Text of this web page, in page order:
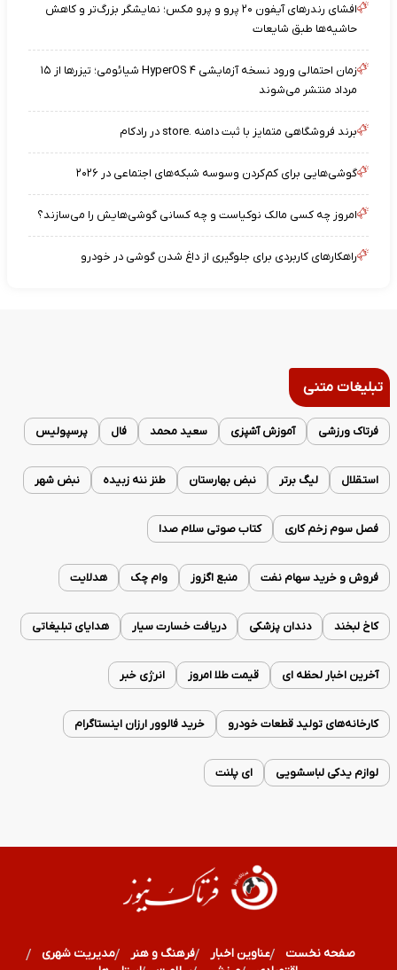
افشای رندرهای آیفون ۲۰ پرو و پرو مکس؛ نمایشگر بزرگ‌تر و کاهش
حاشیه‌ها طبق شایعات
زمان احتمالی ورود نسخه آزمایشی HyperOS ۴ شیائومی؛ تیزرها از ۱۵
مرداد منتشر می‌شوند
برند فروشگاهی متمایز با ثبت دامنه .store در رادکام
گوشی‌هایی برای کم‌کردن وسوسه شبکه‌های اجتماعی در ۲۰۲۶
امروز چه کسی مالک نوکیاست و چه کسانی گوشی‌هایش را می‌سازند؟
راهکارهای کاربردی برای جلوگیری از داغ شدن گوشی در خودرو
تبلیغات متنی
فرتاک ورزشی آموزش آشپزی سعید محمد فال پرسپولیس
استقلال لیگ برتر نبض بهارستان طنز ننه زبیده نبض شهر
فصل سوم زخم کاری کتاب صوتی سلام صدا
فروش و خرید سهام نفت منبع اگزوز وام چک هدلایت
کاخ لبخند دندان پزشکی دریافت خسارت سیار هدایای تبلیغاتی
آخرین اخبار لحظه ای قیمت طلا امروز انرژی خبر
کارخانه‌های تولید قطعات خودرو خرید فالوور ارزان اینستاگرام
لوازم یدکی لباسشویی ای پلنت
صفحه نخست عناوین اخبار فرهنگ و هنر
مدیریت شهری